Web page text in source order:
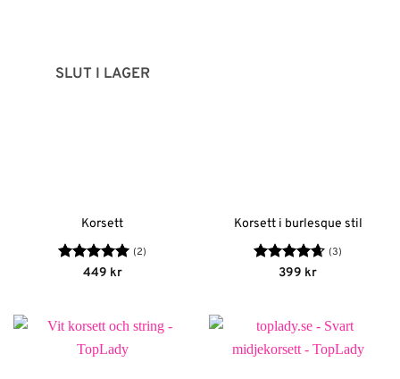
SLUT I LAGER
Korsett
Betygsatt5
(2)
449 kr
Korsett i burlesque stil
Betygsatt
(3)
399 kr